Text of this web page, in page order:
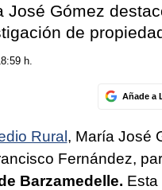
José Gómez
de
h.
Añade a
Rural, María José
Fernández,
Barzamedelle. Esta